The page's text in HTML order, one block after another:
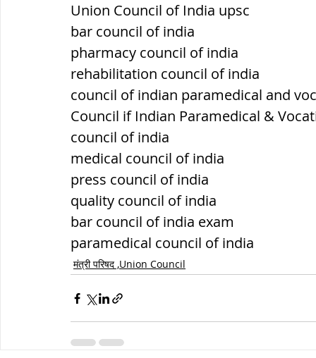
Union Council of India upsc
bar council of india
pharmacy council of india
rehabilitation council of india
council of indian paramedical and
Council if Indian Paramedical &
council of india
medical council of india
press council of india
quality council of india
bar council of india exam
paramedical council of india
मंत्री परिषद ,Union Council